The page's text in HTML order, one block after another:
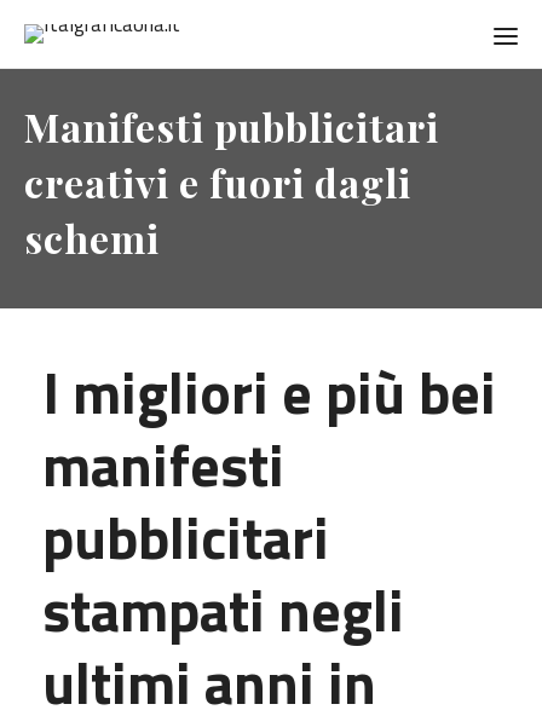
Manifesti pubblicitari
creativi e fuori dagli
schemi
I migliori e più bei
manifesti
pubblicitari
stampati negli
ultimi anni in